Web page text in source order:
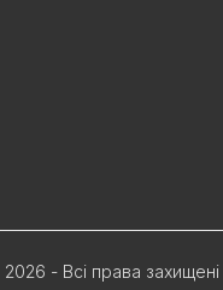
2026 - Всі права захищені